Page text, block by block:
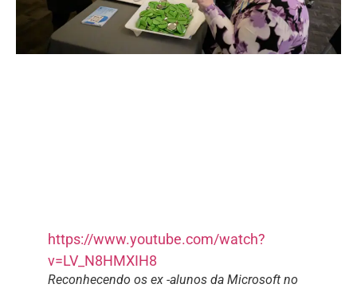
https://www.youtube.com/watch?
v=LV_N8HMXIH8
Reconhecendo os ex -alunos da Microsoft no